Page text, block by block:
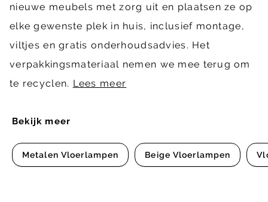
Bekijk meer
Metalen Vloerlampen Beige Vloerlampen
nieuwe meubels met zorg uit en plaatsen ze op
elke gewenste plek in huis, inclusief montage,
viltjes en gratis onderhoudsadvies. Het
verpakkingsmateriaal nemen we mee terug om
te recyclen. Lees meer